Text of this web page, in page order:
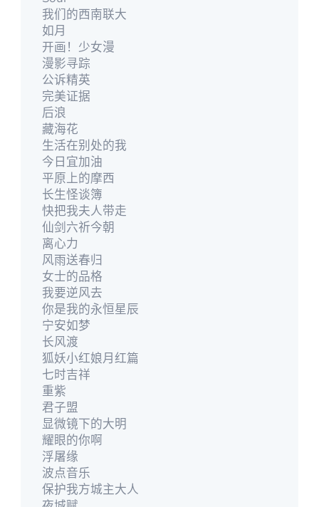
我们的西南联大
如月
开画！少女漫
漫影寻踪
公诉精英
完美证据
后浪
藏海花
生活在别处的我
今日宜加油
平原上的摩西
长生怪谈簿
快把我夫人带走
仙剑六祈今朝
离心力
风雨送春归
女士的品格
我要逆风去
你是我的永恒星辰
宁安如梦
长风渡
狐妖小红娘月红篇
七时吉祥
重紫
君子盟
显微镜下的大明
耀眼的你啊
浮屠缘
波点音乐
保护我方城主大人